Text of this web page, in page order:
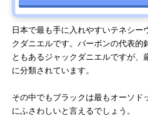
日本で最も手に入れやすいテネシー
クダニエルです。バーボンの代表的
ともあるジャックダニエルですが、
に分類されています。
その中でもブラックは最もオーソド
にふさわしいと言えるでしょう。